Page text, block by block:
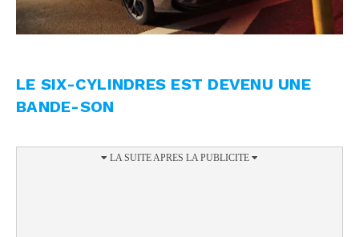
LE SIX-CYLINDRES EST DEVENU UNE
BANDE-SON